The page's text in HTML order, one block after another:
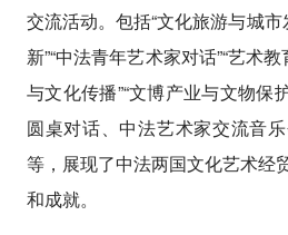
交流活动。包括“文化旅游与城市
新”“中法青年艺术家对话”“艺术
与文化传播”“文博产业与文物保
圆桌对话、中法艺术家交流音
等，展现了中法两国文化艺术经
和成就。